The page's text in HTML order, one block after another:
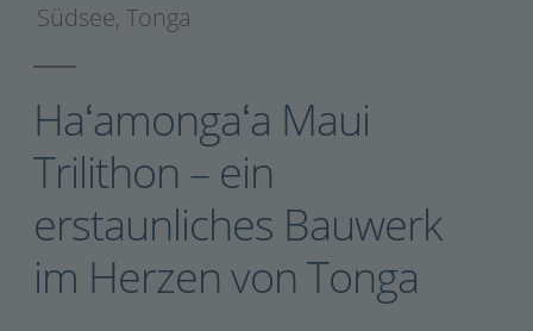
Südsee,Tonga
Haʻamongaʻa Maui
Trilithon – ein
erstaunliches Bauwerk
im Herzen von Tonga